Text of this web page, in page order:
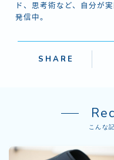
ド、思考術など、自分が
発信中。
SHARE
こんな